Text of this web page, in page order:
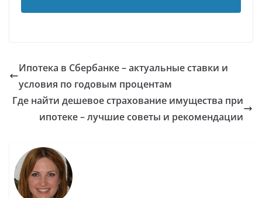
Ипотека в Сбербанке – актуальные ставки и
условия по годовым процентам
Где найти дешевое страхование имущества при
ипотеке – лучшие советы и рекомендации